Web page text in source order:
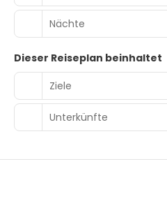
Nächte
Dieser Reiseplan beinhaltet
Ziele
Unterkünfte